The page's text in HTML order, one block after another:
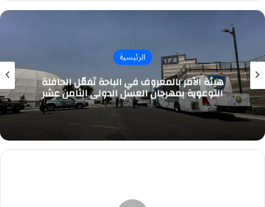
الرئيسية
هيئة الأمر بالمعروف في الباحة تُفعّل الحافلة
التوعوية بمهرجان العسل الدولي الثامن عشر